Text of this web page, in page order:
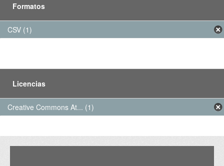
Formatos
CSV (1)
Licencias
Creative Commons At... (1)